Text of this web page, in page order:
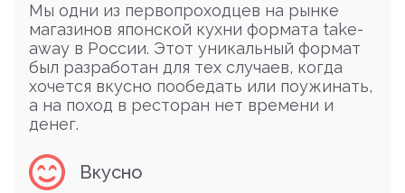
Мы одни из первопроходцев на рынке
магазинов японской кухни формата take-
away в России. Этот уникальный формат
был разработан для тех случаев, когда
хочется вкусно пообедать или поужинать,
а на поход в ресторан нет времени и
денег.
Вкусно